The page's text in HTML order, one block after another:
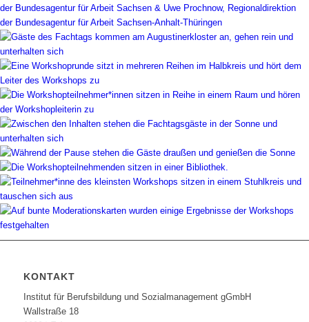
der Bundesagentur für Arbeit Sachsen & Uwe Prochnow, Regionaldirektion
der Bundesagentur für Arbeit Sachsen-Anhalt-Thüringen
KONTAKT
Institut für Berufsbildung und Sozialmanagement gGmbH
Wallstraße 18